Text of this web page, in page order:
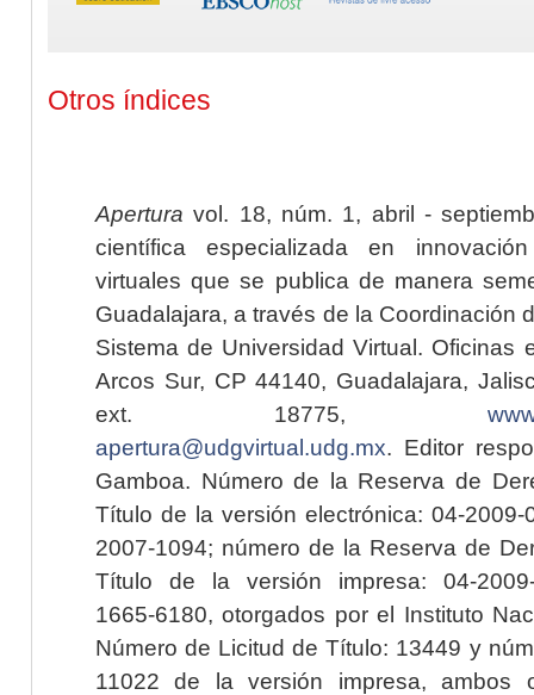
Otros índices
Apertura vol. 18, núm. 1, abril -
científica especializada en
virtuales que se publica de manera
Guadalajara, a través de la Coordinación
Sistema de Universidad Virtual. Oficinas
Arcos Sur, CP 44140, Guadalajara,
ext. 18775,
apertura@udgvirtual.udg.mx. Editor
Gamboa. Número de la Reserva de
Título de la versión electrónica: 04-2009-
2007-1094; número de la Reserva de
Título de la versión impresa: 04-2009-
1665-6180, otorgados por el Instituto
Número de Licitud de Título: 13449 y
11022 de la versión impresa, ambos